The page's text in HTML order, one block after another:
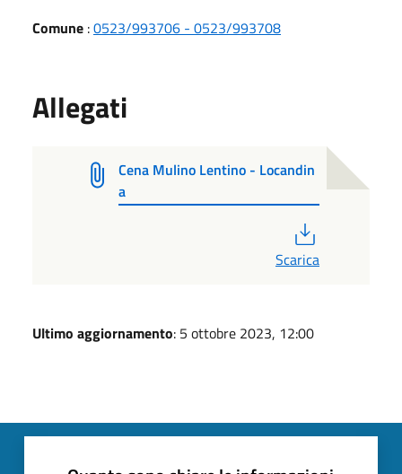
Comune :0523/993706 - 0523/993708
Allegati
Cena Mulino Lentino - Locandin
a
Scarica
Ultimo aggiornamento: 5 ottobre 2023, 12:00